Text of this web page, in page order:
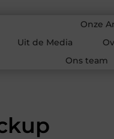
Onze
Uit de Media
Ons team